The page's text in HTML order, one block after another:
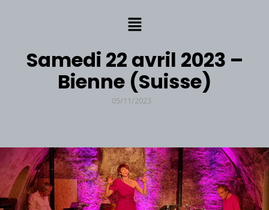
Samedi 22 avril 2023 –
Bienne (Suisse)
05/11/2023